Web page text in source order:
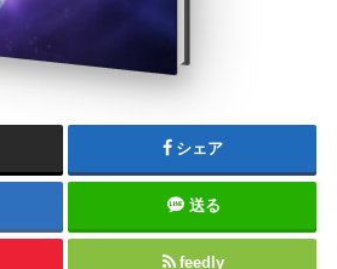
シェア
送る
feedly